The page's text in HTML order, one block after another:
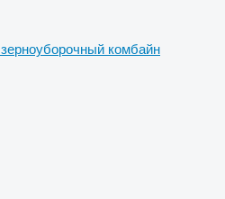
зерноуборочный комбайн